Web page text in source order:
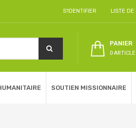
S'IDENTIFIER LISTE DE
PANIER
0 ARTICLE
SOUTIEN MISSIONNAIRE